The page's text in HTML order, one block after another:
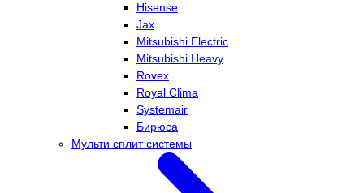
Hisense
Jax
Mitsubishi Electric
Mitsubishi Heavy
Rovex
Royal Clima
Systemair
Бирюса
Мульти сплит системы